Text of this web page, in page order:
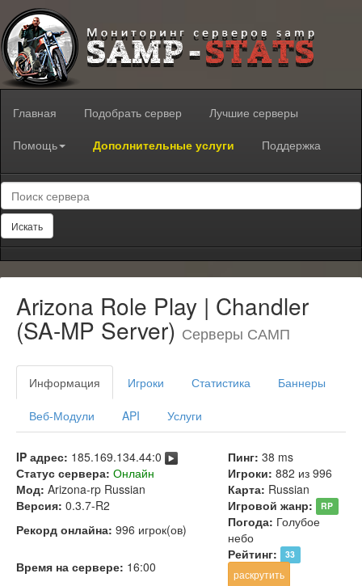
Главная Подобрать сервер
Лучшие серверы
Помощь
Дополнительные услуги Поддержка
Искать
Ari­zona Role Play | Chan­dler
(SA-MP Server) Серверы САМП
Информация Игроки Статистика Баннеры
Веб-Модули API Услуги
IP адрес: 185.169.134.44:0 Пинг: 38 ms
Статус сервера: Онлайн Игроки: 882 из 996
Мод: Arizona-rp Russian Карта: Russian
Версия: 0.3.7-R2 Игровой жанр: RP
Рекорд онлайна: 996 игрок(ов) Погода: Голубое
небо
Время на сервере: 16:00
Рейтинг: 33
раскрутить